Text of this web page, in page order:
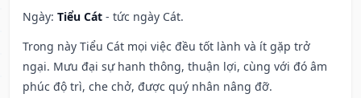
Ngày: Tiểu Cát - tức ngày Cát.
Trong này Tiểu Cát mọi việc đều tốt lành và ít gặp trở
ngại. Mưu đại sự hanh thông, thuận lợi, cùng với đó âm
phúc độ trì, che chở, được quý nhân nâng đỡ.